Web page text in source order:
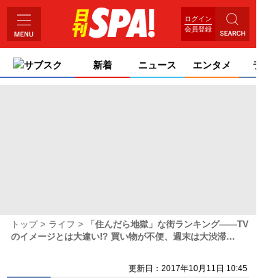
ログイン
会員登録
サブスク 新着 ニュース エンタメ
トップ ライフ
「住んだら地獄」な街ランキング――TV
のイメージとは大違い!? 買い物が不便、週末は大渋滞…
更新日：2017年10月11日 10:45